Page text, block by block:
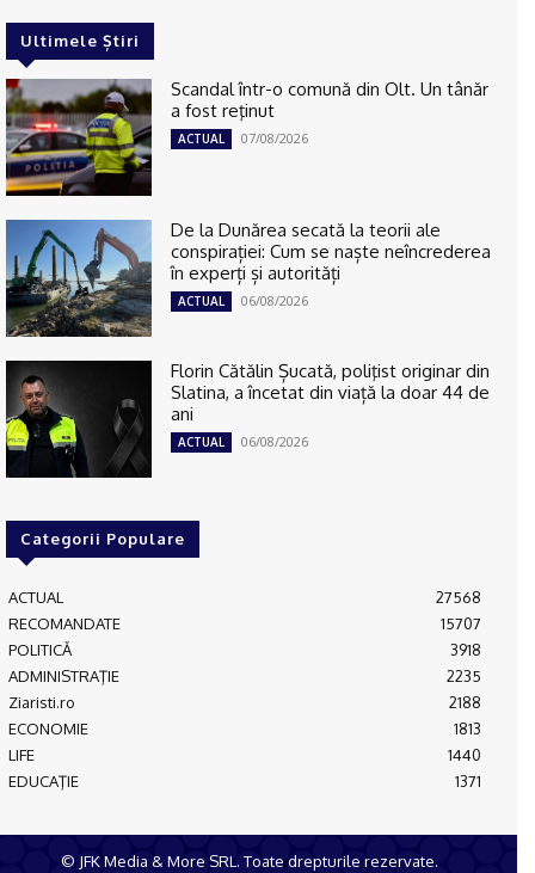
Ultimele Știri
Scandal într-o comună din Olt. Un tânăr
a fost reţinut
ACTUAL 07/08/2026
De la Dunărea secată la teorii ale
conspirației: Cum se naște neîncrederea
în experți și autorități
ACTUAL 06/08/2026
Florin Cătălin Șucată, poliţist originar din
Slatina, a încetat din viață la doar 44 de
ani
ACTUAL 06/08/2026
Categorii Populare
ACTUAL
27568
RECOMANDATE
15707
POLITICĂ
3918
ADMINISTRAŢIE
2235
Ziaristi.ro
2188
ECONOMIE
1813
LIFE
1440
EDUCAŢIE
1371
© JFK Media & More SRL. Toate drepturile rezervate.